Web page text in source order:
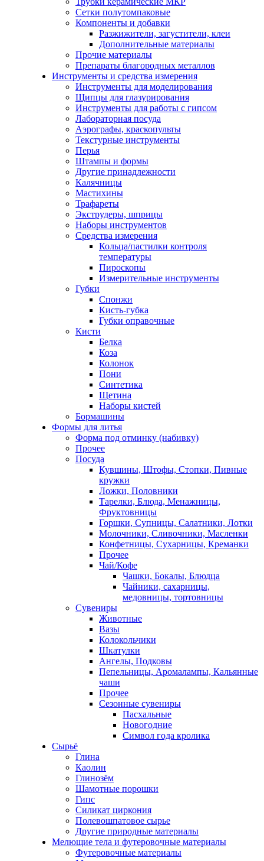
Сетки полутомпаковые
Компоненты и добавки
Разжижители, загустители, клеи
Дополнительные материалы
Прочие материалы
Препараты благородных металлов
Инструменты и средства измерения
Инструменты для моделирования
Щипцы для глазурирования
Инструменты для работы с гипсом
Лабораторная посуда
Аэрографы, краскопульты
Текстурные инструменты
Перья
Штампы и формы
Другие принадлежности
Калячницы
Мастихины
Трафареты
Экструдеры, шприцы
Наборы инструментов
Средства измерения
Кольца/пастилки контроля
температуры
Пироскопы
Измерительные инструменты
Губки
Спонжи
Кисть-губка
Губки оправочные
Кисти
Белка
Коза
Колонок
Пони
Синтетика
Щетина
Наборы кистей
Бормашины
Формы для литья
Форма под отминку (набивку)
Прочее
Посуда
Кувшины, Штофы, Стопки, Пивные
кружки
Ложки, Половники
Тарелки, Блюда, Менажницы,
Фруктовницы
Горшки, Супницы, Салатники, Лотки
Молочники, Сливочники, Масленки
Конфетницы, Сухарницы, Креманки
Прочее
Чай/Кофе
Чашки, Бокалы, Блюдца
Чайники, сахарницы,
медовницы, тортовницы
Сувениры
Животные
Вазы
Колокольчики
Шкатулки
Ангелы, Подковы
Пепельницы, Аромалампы, Кальянные
чаши
Прочее
Сезонные сувениры
Пасхальные
Новогодние
Символ года кролика
Сырьё
Глина
Каолин
Глинозём
Шамотные порошки
Гипс
Силикат циркония
Полевошпатовое сырье
Другие природные материалы
Мелющие тела и футеровочные материалы
Футеровочные материалы